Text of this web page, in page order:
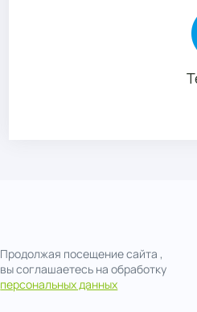
Продолжая посещение сайта ,
вы соглашаетесь на обработку
персональных данных